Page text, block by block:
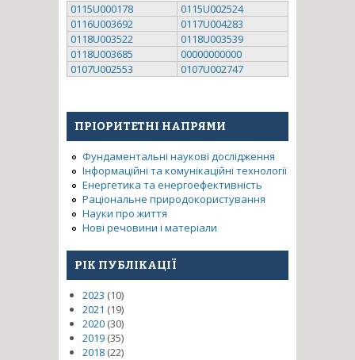
0115U000178
0115U002524
0116U003692
0117U004283
0118U003522
0118U003539
0118U003685
00000000000
0107U002553
0107U002747
ПРІОРИТЕТНІ НАПРЯМИ
Фундаментальні наукові дослідження
Інформаційні та комунікаційні технології
Енергетика та енергоефективність
Раціональне природокористування
Науки про життя
Нові речовини і матеріали
РІК ПУБЛІКАЦІЇ
2023 (10)
2021 (19)
2020 (30)
2019 (35)
2018 (22)